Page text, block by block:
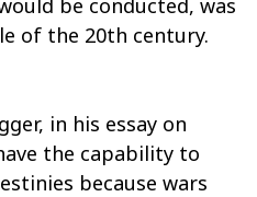
be conducted, was
of the 20th century.
in his essay on
the capability to
because wars